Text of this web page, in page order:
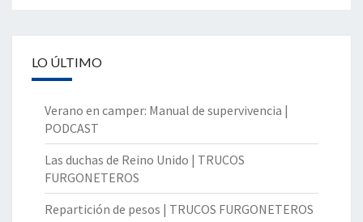
LO ÚLTIMO
Verano en camper: Manual de supervivencia |
PODCAST
Las duchas de Reino Unido | TRUCOS
FURGONETEROS
Repartición de pesos | TRUCOS FURGONETEROS